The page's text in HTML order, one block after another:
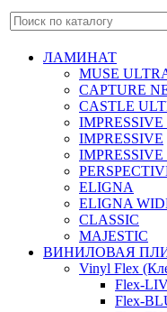
ЛАМИНАТ
MUSE
CAPTURE
CASTLE
IMPRESSIVE
ELIGNA
ELIGNA
CLASSIC
MAJESTIC
ВИНИЛОВАЯ
Vinyl Flex
Flex-
Flex-